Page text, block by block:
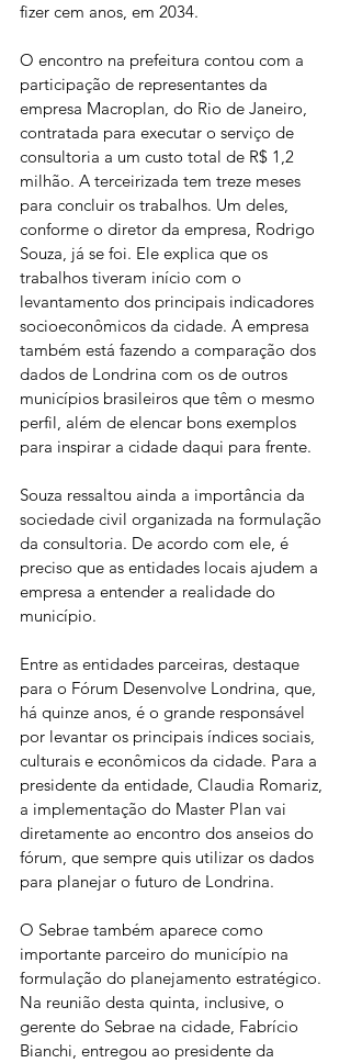
fizer cem anos, em 2034.
O encontro na prefeitura contou com a
participação de representantes da
empresa Macroplan, do Rio de Janeiro,
contratada para executar o serviço de
consultoria a um custo total de R$ 1,2
milhão. A terceirizada tem treze meses
para concluir os trabalhos. Um deles,
conforme o diretor da empresa, Rodrigo
Souza, já se foi. Ele explica que os
trabalhos tiveram início com o
levantamento dos principais indicadores
socioeconômicos da cidade. A empresa
também está fazendo a comparação dos
dados de Londrina com os de outros
municípios brasileiros que têm o mesmo
perfil, além de elencar bons exemplos
para inspirar a cidade daqui para frente.
Souza ressaltou ainda a importância da
sociedade civil organizada na formulação
da consultoria. De acordo com ele, é
preciso que as entidades locais ajudem a
empresa a entender a realidade do
município.
Entre as entidades parceiras, destaque
para o Fórum Desenvolve Londrina, que,
há quinze anos, é o grande responsável
por levantar os principais índices sociais,
culturais e econômicos da cidade. Para a
presidente da entidade, Claudia Romariz,
a implementação do Master Plan vai
diretamente ao encontro dos anseios do
fórum, que sempre quis utilizar os dados
para planejar o futuro de Londrina.
O Sebrae também aparece como
importante parceiro do município na
formulação do planejamento estratégico.
Na reunião desta quinta, inclusive, o
gerente do Sebrae na cidade, Fabrício
Bianchi, entregou ao presidente da